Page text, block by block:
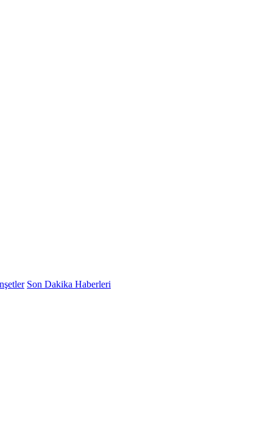
Son Dakika Haberleri